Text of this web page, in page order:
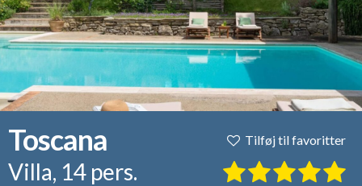
Tilføj til favoritter
Toscana
Villa, 14 pers.